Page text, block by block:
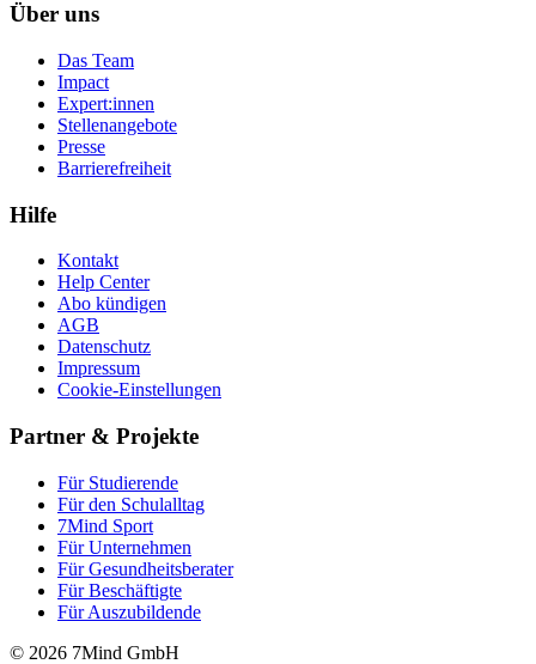
Über uns
Das Team
Impact
Expert:innen
Stellenangebote
Presse
Barrierefreiheit
Hilfe
Kontakt
Help Center
Abo kündigen
AGB
Datenschutz
Impressum
Cookie-Einstellungen
Partner & Projekte
Für Stu­die­rende
Für den Schulalltag
7Mind Sport
Für Unter­neh­men
Für Gesund­heits­be­ra­ter
Für Beschäftigte
Für Auszubildende
© 2026 7Mind GmbH